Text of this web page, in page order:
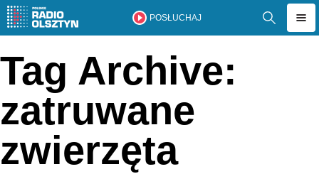
POSŁUCHAJ
Tag Archive:
zatruwane
zwierzęta